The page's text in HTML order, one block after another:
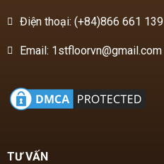
Điện thoại: (+84)866 661 139
Email: 1stfloorvn@gmail.com
TƯ VẤN